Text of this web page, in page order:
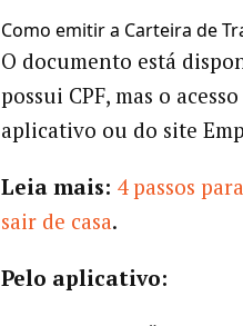
Como emitir a Carteira de
O documento está
possui CPF, mas o
aplicativo ou do site
Leia mais: 4 passos
sair de casa.
Pelo aplicativo: